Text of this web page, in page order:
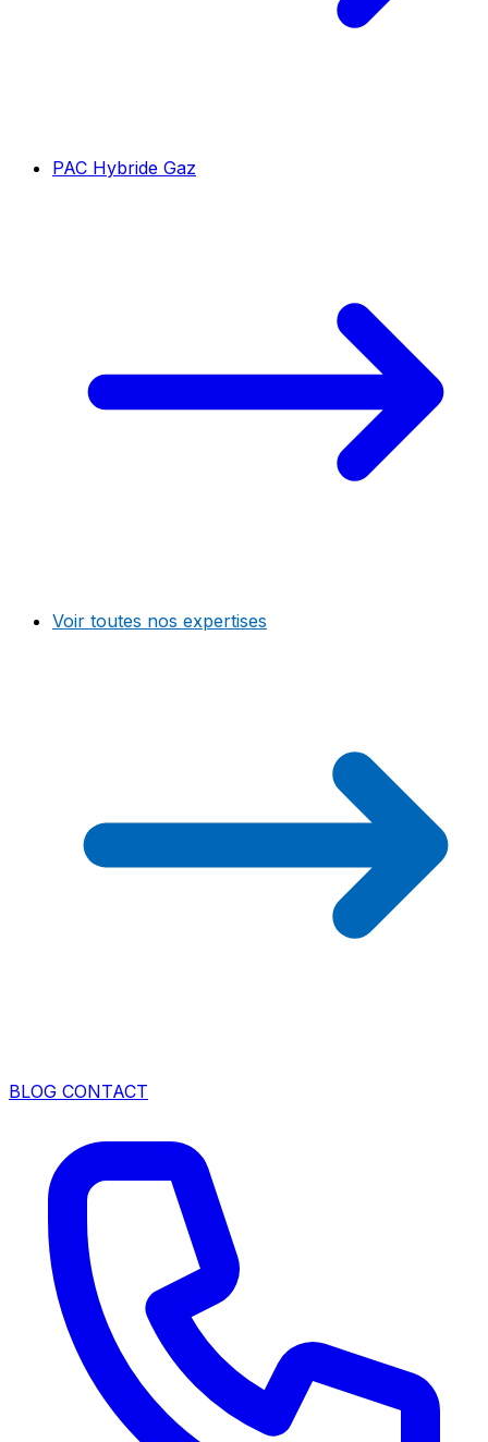
PAC Hybride Gaz
Voir toutes nos expertises
BLOG CONTACT